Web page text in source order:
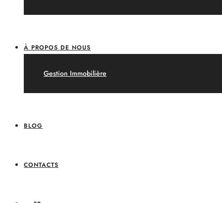
À PROPOS DE NOUS
Gestion Immobilière
BLOG
CONTACTS